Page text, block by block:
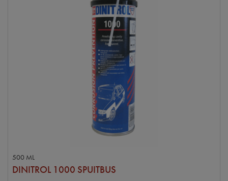
500 ML
DINITROL 1000 SPUITBUS